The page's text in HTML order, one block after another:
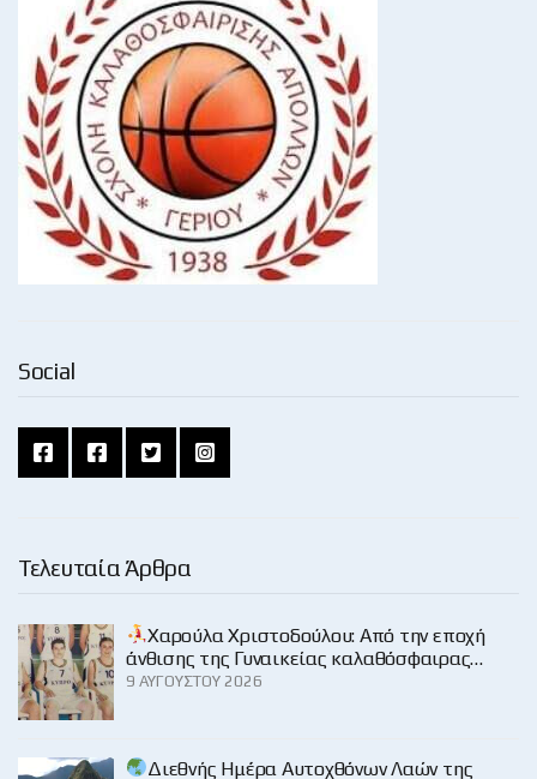
Social
Τελευταία Άρθρα
Χαρούλα Χριστοδούλου: Από την εποχή
άνθισης της Γυναικείας καλαθόσφαιρας…
9 ΑΥΓΟΎΣΤΟΥ 2026
Διεθνής Ημέρα Αυτοχθόνων Λαών της